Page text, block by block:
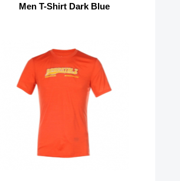
Men T-Shirt Dark Blue